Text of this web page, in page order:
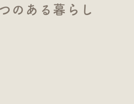
のある暮らし